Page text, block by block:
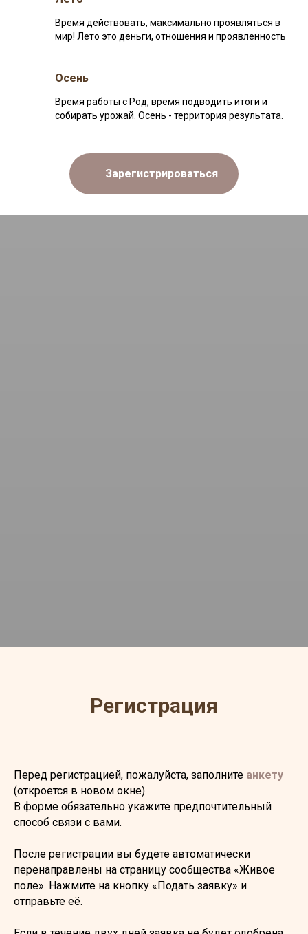
Время действовать, максимально проявляться в
мир! Лето это деньги, отношения и проявленность
Осень
Время работы с Род, время подводить итоги и
собирать урожай. Осень - территория результата.
Зарегистрироваться
Регистрация
Перед регистрацией, пожалуйста, заполните анкету
(откроется в новом окне).
В форме обязательно укажите предпочтительный
способ связи с вами.
После регистрации вы будете автоматически
перенаправлены на страницу сообщества «Живое
поле». Нажмите на кнопку «Подать заявку» и
отправьте её.